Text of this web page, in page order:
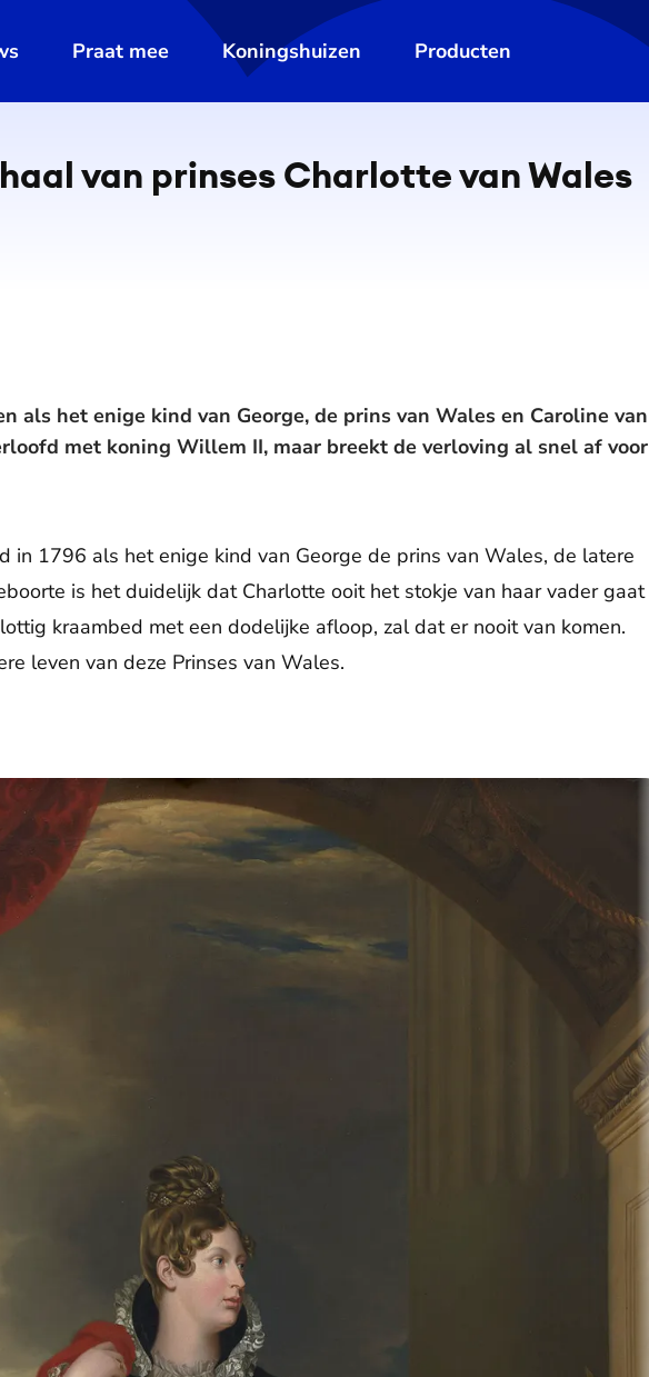
Praat mee Koningshuizen Producten
van prinses Charlotte van Wales
als het enige kind van George, de prins van Wales en Caroline van
met koning Willem II, maar breekt de verloving al snel af voor
in 1796 als het enige kind van George de prins van Wales, de latere
is het duidelijk dat Charlotte ooit het stokje van haar vader gaat
kraambed met een dodelijke afloop, zal dat er nooit van komen.
leven van deze Prinses van Wales.